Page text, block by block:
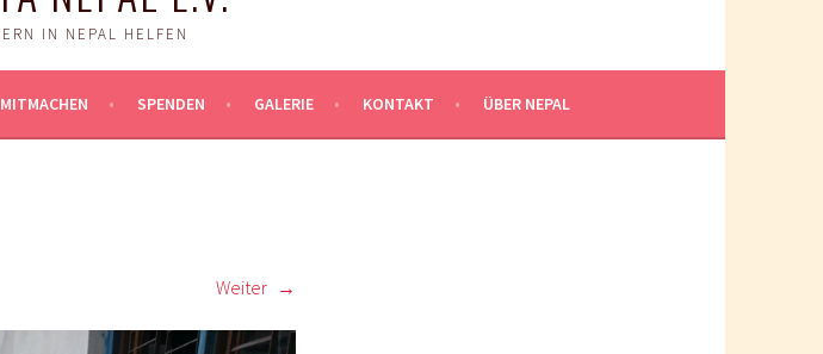
IN NEPAL HELFEN
MITMACHEN SPENDEN GALERIE KONTAKT ÜBER NEPAL
Weiter